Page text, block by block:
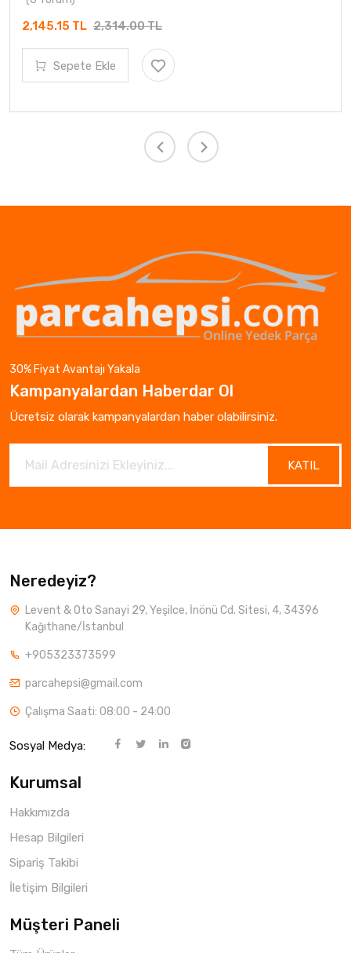
2,145.15 TL 2,314.00 TL
Sepete Ekle
30% Fiyat Avantajı Yakala
Kampanyalardan Haberdar Ol
Ücretsiz olarak kampanyalardan haber olabilirsiniz.
KATIL
Neredeyiz?
Levent & Oto Sanayi 29, Yeşilce, İnönü Cd. Sitesi, 4, 34396
Kağıthane/İstanbul
+905323373599
parcahepsi@gmail.com
Çalışma Saati: 08:00 - 24:00
Sosyal Medya:
Kurumsal
Hakkımızda
Hesap Bilgileri
Sipariş Takibi
İletişim Bilgileri
Müşteri Paneli